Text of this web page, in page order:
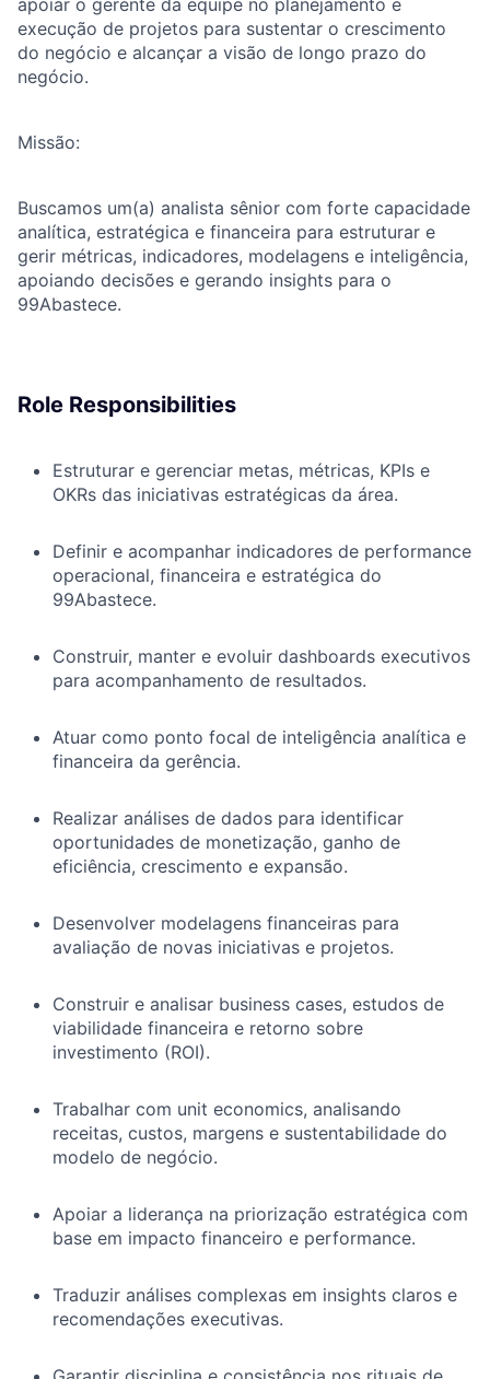
apoiar o gerente da equipe no planejamento e
execução de projetos para sustentar o crescimento
do negócio e alcançar a visão de longo prazo do
negócio.
Missão:
Buscamos um(a) analista sênior com forte capacidade
analítica, estratégica e financeira para estruturar e
gerir métricas, indicadores, modelagens e inteligência,
apoiando decisões e gerando insights para o
99Abastece.
Role Responsibilities
Estruturar e gerenciar metas, métricas, KPIs e
OKRs das iniciativas estratégicas da área.
Definir e acompanhar indicadores de performance
operacional, financeira e estratégica do
99Abastece.
Construir, manter e evoluir dashboards executivos
para acompanhamento de resultados.
Atuar como ponto focal de inteligência analítica e
financeira da gerência.
Realizar análises de dados para identificar
oportunidades de monetização, ganho de
eficiência, crescimento e expansão.
Desenvolver modelagens financeiras para
avaliação de novas iniciativas e projetos.
Construir e analisar business cases, estudos de
viabilidade financeira e retorno sobre
investimento (ROI).
Trabalhar com unit economics, analisando
receitas, custos, margens e sustentabilidade do
modelo de negócio.
Apoiar a liderança na priorização estratégica com
base em impacto financeiro e performance.
Traduzir análises complexas em insights claros e
recomendações executivas.